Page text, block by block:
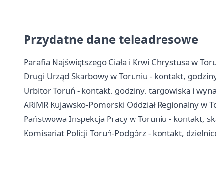
Przydatne dane teleadresowe
Parafia Najświętszego Ciała i Krwi Chrystusa w
Drugi Urząd Skarbowy w Toruniu - kontakt,
Urbitor Toruń - kontakt, godziny, targowiska i
ARiMR Kujawsko-Pomorski Oddział Regionalny w
Państwowa Inspekcja Pracy w Toruniu - kontakt,
Komisariat Policji Toruń-Podgórz - kontakt,